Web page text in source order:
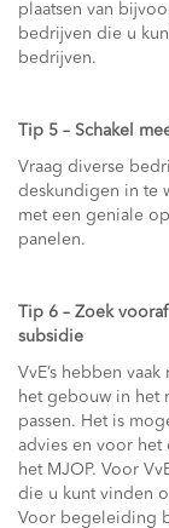
plaatsen van
bedrijven die u
bedrijven.
Tip 5 – Schakel
Vraag diverse
deskundigen in te
met een geniale
panelen.
Tip 6 – Zoek
subsidie
VvE’s hebben
het gebouw in het
passen. Het is
advies en voor het
het MJOP. Voor
die u kunt vinden
Voor begeleiding